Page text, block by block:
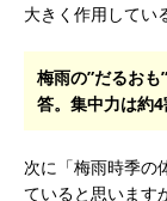
大きく作用してい
梅雨の”だるお
答。集中力は約
次に「梅雨時季の
ていると思います